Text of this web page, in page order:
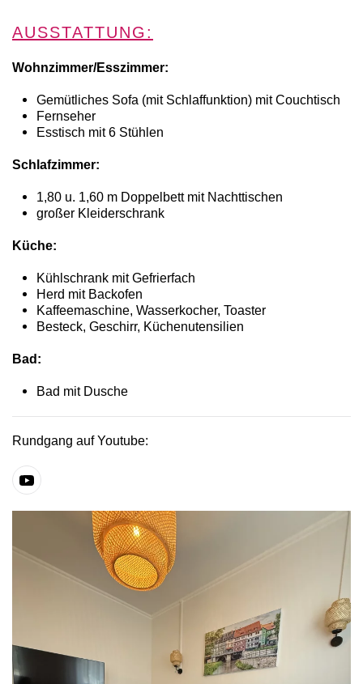
AUSSTATTUNG:
Wohnzimmer/Esszimmer:
Gemütliches Sofa (mit Schlaffunktion) mit Couchtisch
Fernseher
Esstisch mit 6 Stühlen
Schlafzimmer:
1,80 u. 1,60 m Doppelbett mit Nachttischen
großer Kleiderschrank
Küche:
Kühlschrank mit Gefrierfach
Herd mit Backofen
Kaffeemaschine, Wasserkocher, Toaster
Besteck, Geschirr, Küchenutensilien
Bad:
Bad mit Dusche
Rundgang auf Youtube: